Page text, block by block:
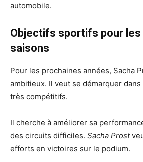
automobile.
Objectifs sportifs pour les
saisons
Pour les prochaines années, Sacha
ambitieux. Il veut se démarquer
très compétitifs.
Il cherche à améliorer sa
des circuits difficiles. Sacha Prost
efforts en victoires sur le podium.